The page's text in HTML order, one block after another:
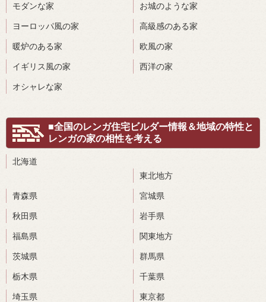
モダンな家 お城のような家
ヨーロッパ風の家 高級感のある家
暖炉のある家 欧風の家
イギリス風の家 西洋の家
オシャレな家
■全国のレンガ住宅ビルダー情報＆地域の特性と
レンガの家の相性を考える
北海道
東北地方
青森県 宮城県
秋田県 岩手県
福島県 関東地方
茨城県 群馬県
栃木県 千葉県
埼玉県 東京都